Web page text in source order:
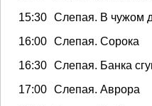
15:30 Слепая. В чужом
16:00 Слепая. Сорока
16:30 Слепая. Банка
17:00 Слепая. Аврора